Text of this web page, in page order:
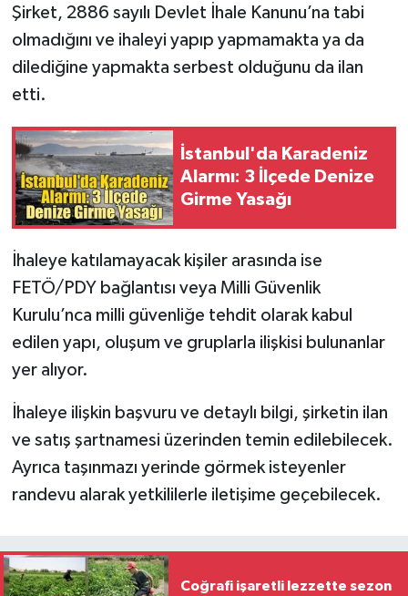
Şirket, 2886 sayılı Devlet İhale Kanunu’na tabi
olmadığını ve ihaleyi yapıp yapmamakta ya da
dilediğine yapmakta serbest olduğunu da ilan
etti.
İstanbul'da Karadeniz
Alarmı: 3 İlçede Denize
Girme Yasağı
İhaleye katılamayacak kişiler arasında ise
FETÖ/PDY bağlantısı veya Milli Güvenlik
Kurulu’nca milli güvenliğe tehdit olarak kabul
edilen yapı, oluşum ve gruplarla ilişkisi bulunanlar
yer alıyor.
İhaleye ilişkin başvuru ve detaylı bilgi, şirketin ilan
ve satış şartnamesi üzerinden temin edilebilecek.
Ayrıca taşınmazı yerinde görmek isteyenler
randevu alarak yetkililerle iletişime geçebilecek.
Coğrafi işaretli lezzette sezon